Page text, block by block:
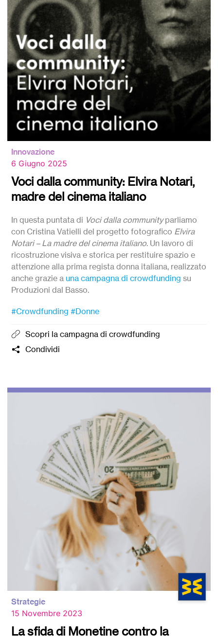
Innovazione
6 Giugno 2025
Voci dalla community: Elvira Notari,
madre del cinema italiano
In questa puntata di Voci dalla communityparliamo
con Cristina Vatielli del progetto fotografico Elvira
Notari – La madre del cinema italiano. Un lavoro di
ricostruzione visiva e storica per restituire spazio e
attenzione alla prima regista donna italiana, realizzato
anche grazie a una campagna di crowdfunding su
Produzioni dal Basso.
#Crowdfunding #Donne
Scopri la campagna di crowdfunding
Condividi
Strategie
15 Novembre 2023
La sfida di Monetine contro la